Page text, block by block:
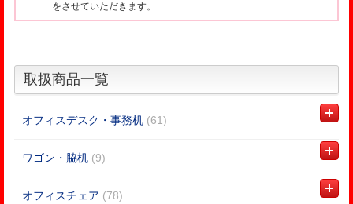
をさせていただきます。
取扱商品一覧
オフィスデスク・事務机 (61)
ワゴン・脇机 (9)
オフィスチェア (78)